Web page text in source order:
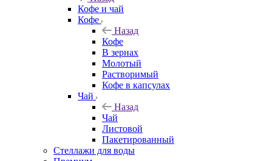
Кофе и чай
Кофе
Назад
Кофе
В зернах
Молотый
Растворимый
Кофе в капсулах
Чай
Назад
Чай
Листовой
Пакетированный
Стеллажи для воды